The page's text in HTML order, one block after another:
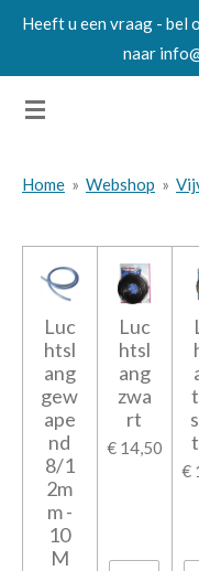
Ga
de
Heeft u een vraag - bel
naar
Home » Webshop »
Luc
htsl
ang
gew
ape
nd
8/1
2m
m -
10
M
Luc
htsl
ang
zwa
rt
€ 14,50
€